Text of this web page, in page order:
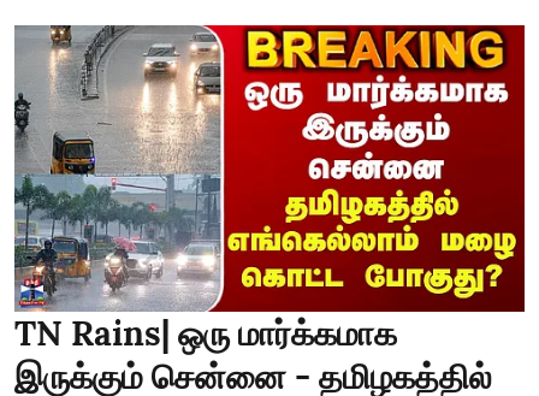
TN Rains| ஒரு மார்க்கமாக
இருக்கும் சென்னை - தமிழகத்தில்